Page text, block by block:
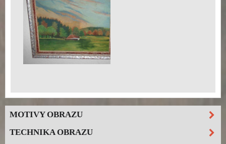
MOTIVY OBRAZU
TECHNIKA OBRAZU